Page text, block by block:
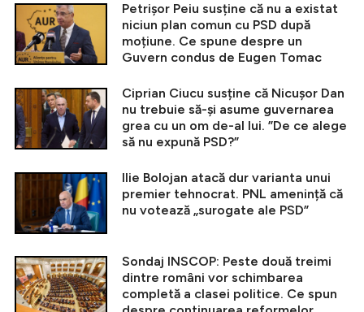
Petrișor Peiu susține că nu a existat
niciun plan comun cu PSD după
moțiune. Ce spune despre un
Guvern condus de Eugen Tomac
Ciprian Ciucu susține că Nicușor Dan
nu trebuie să-și asume guvernarea
grea cu un om de-al lui. ”De ce alege
să nu expună PSD?”
Ilie Bolojan atacă dur varianta unui
premier tehnocrat. PNL amenință că
nu votează „surogate ale PSD”
Sondaj INSCOP: Peste două treimi
dintre români vor schimbarea
completă a clasei politice. Ce spun